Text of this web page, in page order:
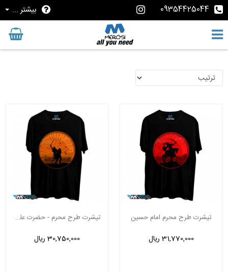
09354425044 بیشتر ...
تیشرت طرح محرم امام حسین
31,770,000 ریال
تیشرت طرح محرم - حضرت علی اکبر
30,750,000 ریال